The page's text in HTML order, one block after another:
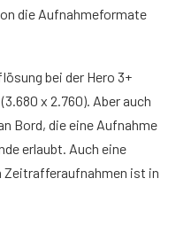
die Aufnahmeformate
bei der Hero 3+
x 2.760). Aber auch
Bord, die eine Aufnahme
erlaubt. Auch eine
Zeitrafferaufnahmen ist in